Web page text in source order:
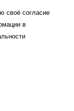
своё согласие
в